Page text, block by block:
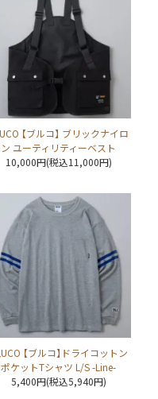
【ブルコ】 ブリックナイロ
ン ユーティリティーベスト
10,000円(税込11,000円)
【ブルコ】ドライコットン
ポケットTシャツ L/S -Line-
5,400円(税込5,940円)